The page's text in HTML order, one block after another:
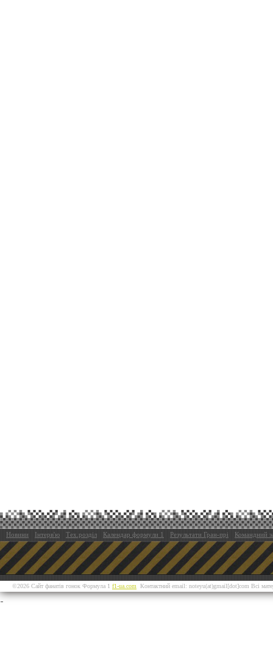
Новини Інтерв'ю Тех.розділ Календар формули 1 Результати Гран-прі Командний
©2026 Сайт фанатів гонок Формула 1 f1-ua.com Контактний email: noteyu(at)gmail[dot]com Всі